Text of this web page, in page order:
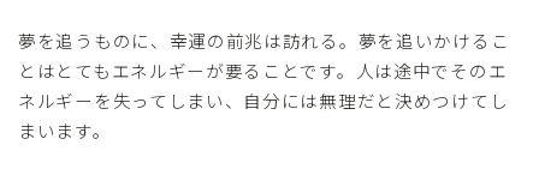
夢を追うものに、幸運の前兆は訪れる。夢を追いかけるこ
とはとてもエネルギーが要ることです。人は途中でそのエ
ネルギーを失ってしまい、自分には無理だと決めつけてし
まいます。